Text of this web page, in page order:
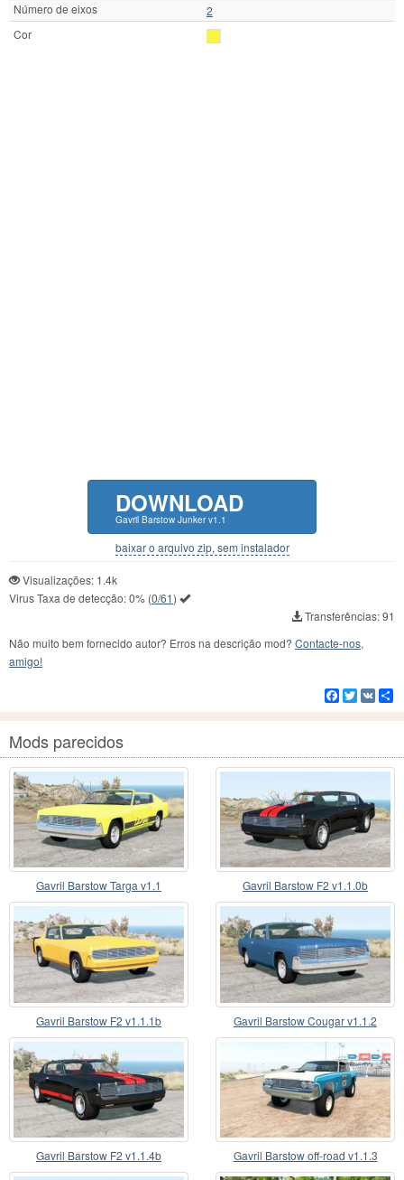
Número de eixos
2
Cor
DOWNLOAD
Gavril Barstow Junker v1.1
baixar o arquivo zip, sem instalador
Visualizações: 1.4k
Virus Taxa de detecção:0% (0/61)
Transferências: 91
Não muito bem fornecido autor? Erros na descrição mod? Contacte-nos,
amigo!
Facebook
Twitter
VK
Mods parecidos
Gavril Barstow Targa v1.1 Gavril Barstow F2 v1.1.0b
Gavril Barstow F2 v1.1.1b Gavril Barstow Cougar v1.1.2
Gavril Barstow F2 v1.1.4b Gavril Barstow off-road v1.1.3